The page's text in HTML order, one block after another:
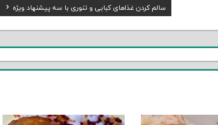
Next
Post:
سالم کردن غذاهای کبابی و تنوری با سه پیشنهاد ویژه